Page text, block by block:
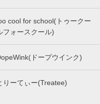
cool for school(トゥークー
フォースクール)
ドープウインク)
りーてぃー(Treatee)